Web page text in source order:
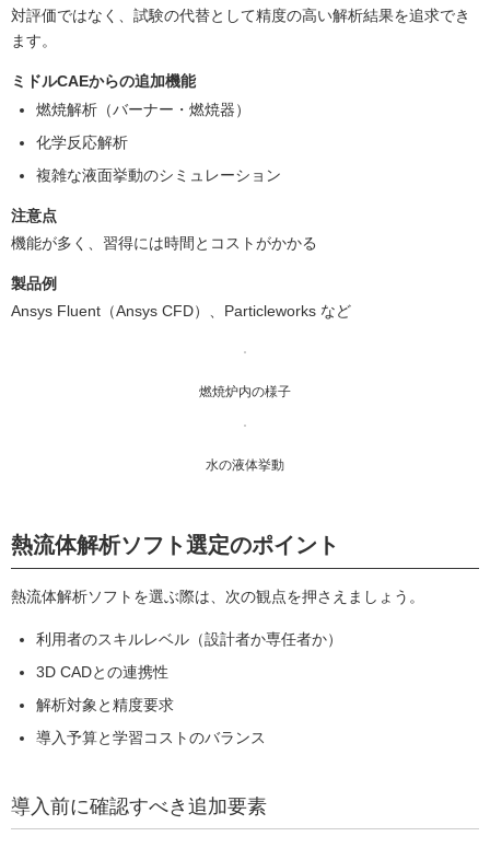
対評価ではなく、試験の代替として精度の高い解析結果を追求でき
ます。
ミドルCAEからの追加機能
燃焼解析（バーナー・燃焼器）
化学反応解析
複雑な液面挙動のシミュレーション
注意点
機能が多く、習得には時間とコストがかかる
製品例
Ansys Fluent（Ansys CFD）、Particleworks など
燃焼炉内の様子
水の液体挙動
熱流体解析ソフト選定のポイント
熱流体解析ソフトを選ぶ際は、次の観点を押さえましょう。
利用者のスキルレベル（設計者か専任者か）
3D CADとの連携性
解析対象と精度要求
導入予算と学習コストのバランス
導入前に確認すべき追加要素